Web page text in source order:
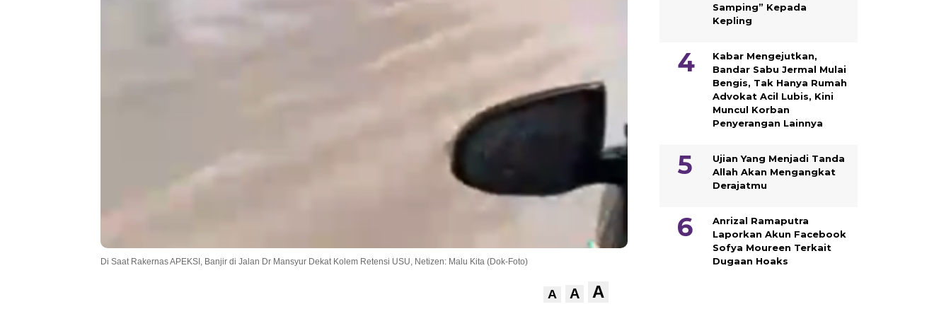
Di Saat Rakernas APEKSI, Banjir di Jalan Dr Mansyur Dekat Kolem Retensi USU, Netizen: Malu Kita (Dok-Foto)
A A A
Samping” Kepada
Kepling
Kabar Mengejutkan,
Bandar Sabu Jermal Mulai
Bengis, Tak Hanya Rumah
Advokat Acil Lubis, Kini
Muncul Korban
Penyerangan Lainnya
Ujian Yang Menjadi Tanda
Allah Akan Mengangkat
Derajatmu
Anrizal Ramaputra
Laporkan Akun Facebook
Sofya Moureen Terkait
Dugaan Hoaks